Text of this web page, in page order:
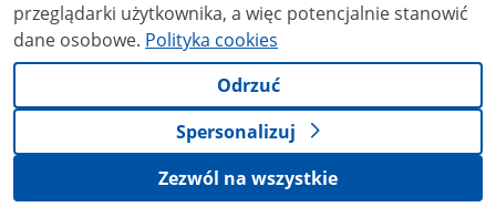
przeglądarki użytkownika, a więc potencjalnie stanowić
dane osobowe. Polityka cookies
Odrzuć
Spersonalizuj
Zezwól na wszystkie